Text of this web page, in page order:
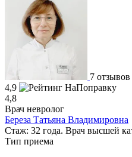
7 отзывов
4,9
4,8
Врач невролог
Береза Татьяна Владимировна
Стаж: 32 года. Врач высшей
Тип приема